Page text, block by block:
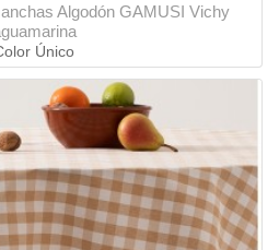
Algodón GAMUSI Vichy
Único